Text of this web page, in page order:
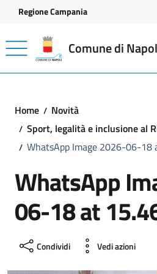
Vai ai contenuti
Vai al footer
Regione Campania
Comune di
Home
Novità
Sport, legalità e inclusione al
WhatsApp Image 2026-06-18
WhatsApp
06-18 at
Condividi Vedi azioni